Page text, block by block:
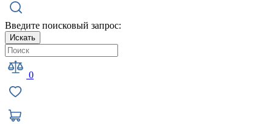
Введите поисковый запрос:
Искать
0